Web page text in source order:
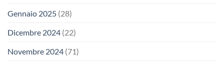
Gennaio 2025 (28)
Dicembre 2024 (22)
Novembre 2024 (71)